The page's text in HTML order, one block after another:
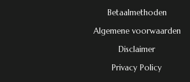
Betaalmethoden
Algemene voorwaarden
Disclaimer
Privacy Policy